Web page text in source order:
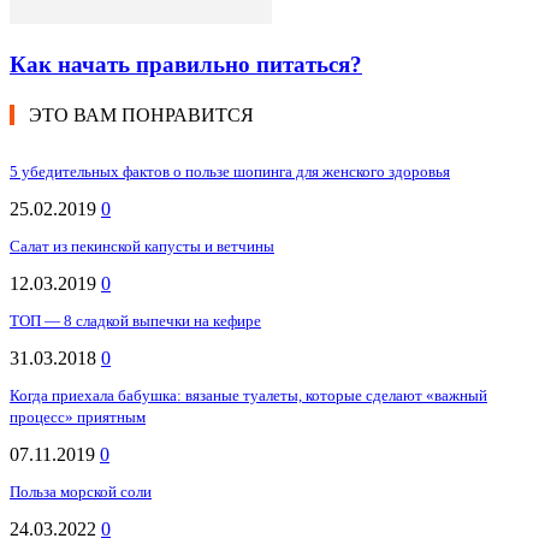
Как начать правильно питаться?
ЭТО ВАМ ПОНРАВИТСЯ
5 убедительных фактов о пользе шопинга для женского здоровья
25.02.2019 0
Салат из пекинской капусты и ветчины
12.03.2019 0
ТОП — 8 сладкой выпечки на кефире
31.03.2018 0
Когда приехала бабушка: вязаные туалеты, которые сделают «важный
процесс» приятным
07.11.2019 0
Польза морской соли
24.03.2022 0